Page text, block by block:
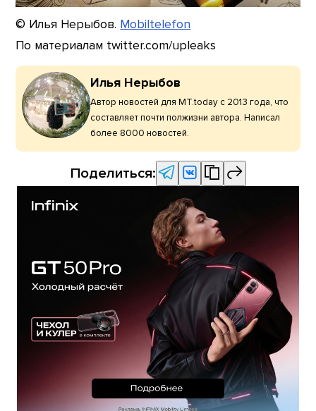
© Илья Нерыбов. Mobiltelefon
По материалам twitter.com/upleaks
Илья Нерыбов
Автор новостей для MT.today с 2013 года, что
составляет почти полжизни автора. Написал
более 8000 новостей.
Поделиться: